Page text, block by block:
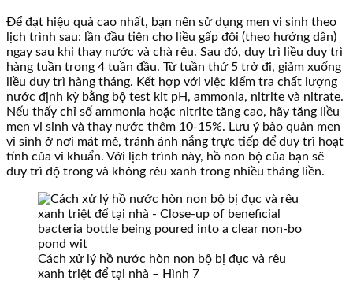
Để đạt hiệu quả cao nhất, bạn nên sử dụng men vi sinh theo
lịch trình sau: lần đầu tiên cho liều gấp đôi (theo hướng dẫn)
ngay sau khi thay nước và chà rêu. Sau đó, duy trì liều duy trì
hàng tuần trong 4 tuần đầu. Từ tuần thứ 5 trở đi, giảm xuống
liều duy trì hàng tháng. Kết hợp với việc kiểm tra chất lượng
nước định kỳ bằng bộ test kit pH, ammonia, nitrite và nitrate.
Nếu thấy chỉ số ammonia hoặc nitrite tăng cao, hãy tăng liều
men vi sinh và thay nước thêm 10-15%. Lưu ý bảo quản men
vi sinh ở nơi mát mẻ, tránh ánh nắng trực tiếp để duy trì hoạt
tính của vi khuẩn. Với lịch trình này, hồ non bộ của bạn sẽ
duy trì độ trong và không rêu xanh trong nhiều tháng liền.
Cách xử lý hồ nước hòn non bộ bị đục và rêu
xanh triệt để tại nhà – Hình 7